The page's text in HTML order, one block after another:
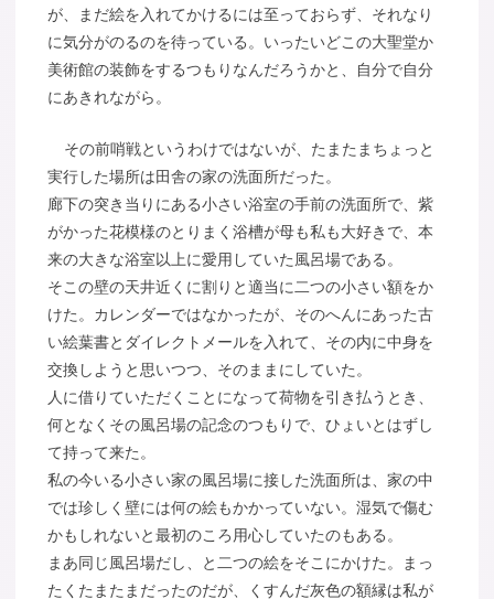
が、まだ絵を入れてかけるには至っておらず、それなり
に気分がのるのを待っている。いったいどこの大聖堂か
美術館の装飾をするつもりなんだろうかと、自分で自分
にあきれながら。
その前哨戦というわけではないが、たまたまちょっと
実行した場所は田舎の家の洗面所だった。
廊下の突き当りにある小さい浴室の手前の洗面所で、紫
がかった花模様のとりまく浴槽が母も私も大好きで、本
来の大きな浴室以上に愛用していた風呂場である。
そこの壁の天井近くに割りと適当に二つの小さい額をか
けた。カレンダーではなかったが、そのへんにあった古
い絵葉書とダイレクトメールを入れて、その内に中身を
交換しようと思いつつ、そのままにしていた。
人に借りていただくことになって荷物を引き払うとき、
何となくその風呂場の記念のつもりで、ひょいとはずし
て持って来た。
私の今いる小さい家の風呂場に接した洗面所は、家の中
では珍しく壁には何の絵もかかっていない。湿気で傷む
かもしれないと最初のころ用心していたのもある。
まあ同じ風呂場だし、と二つの絵をそこにかけた。まっ
たくたまたまだったのだが、くすんだ灰色の額縁は私が